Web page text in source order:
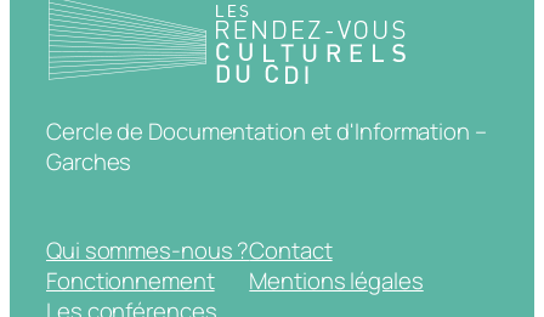
Cercle de Documentation et d'Information –
Garches
Qui sommes-nous ?
Fonctionnement
Contact
Mentions légales